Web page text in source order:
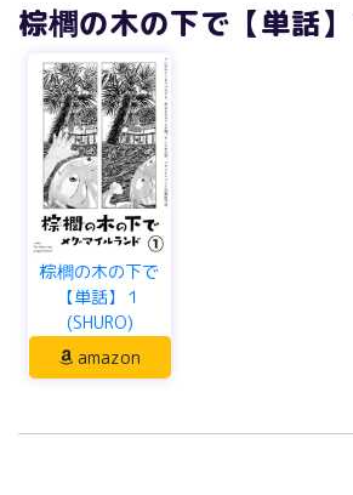
棕櫚の木の下で【単話
棕櫚の木の下で
【単話】１
(SHURO)
amazon